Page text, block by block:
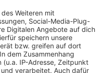
Elemente und